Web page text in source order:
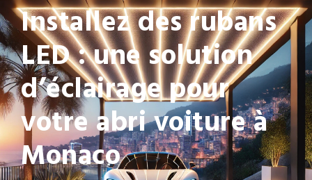
Installez des rubans
LED : une solution
d’éclairage pour
votre abri voiture à
Monaco